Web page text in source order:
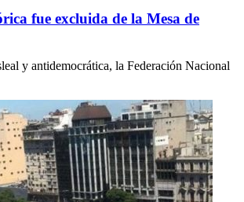
fue excluida de la Mesa de
y antidemocrática, la Federación Nacional